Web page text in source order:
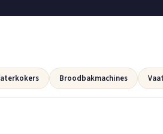
Broodbakmachines